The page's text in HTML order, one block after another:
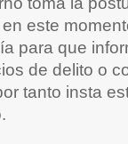
este
para que
de delito o
tanto insta